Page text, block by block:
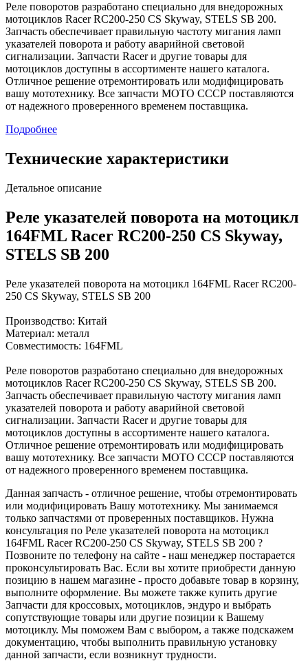
Реле поворотов разработано специально для внедорожных
мотоциклов Racer RC200-250 CS Skyway, STELS SB 200.
Запчасть обеспечивает правильную частоту мигания ламп
указателей поворота и работу аварийной световой
сигнализации. Запчасти Racer и другие товары для
мотоциклов доступны в ассортименте нашего каталога.
Отличное решение отремонтировать или модифицировать
вашу мототехнику. Все запчасти МОТО СССР поставляются
от надежного проверенного временем поставщика.
Подробнее
Технические характеристики
Детальное описание
Реле указателей поворота на мотоцикл
164FML Racer RC200-250 CS Skyway,
STELS SB 200
Реле указателей поворота на мотоцикл 164FML Racer RC200-
250 CS Skyway, STELS SB 200
Производство: Китай
Материал: металл
Совместимость: 164FML
Реле поворотов разработано специально для внедорожных
мотоциклов Racer RC200-250 CS Skyway, STELS SB 200.
Запчасть обеспечивает правильную частоту мигания ламп
указателей поворота и работу аварийной световой
сигнализации. Запчасти Racer и другие товары для
мотоциклов доступны в ассортименте нашего каталога.
Отличное решение отремонтировать или модифицировать
вашу мототехнику. Все запчасти МОТО СССР поставляются
от надежного проверенного временем поставщика.
Данная запчасть - отличное решение, чтобы отремонтировать
или модифицировать Вашу мототехнику. Мы занимаемся
только запчастями от проверенных поставщиков. Нужна
консультация по Реле указателей поворота на мотоцикл
164FML Racer RC200-250 CS Skyway, STELS SB 200 ?
Позвоните по телефону на сайте - наш менеджер постарается
проконсультировать Вас. Если вы хотите приобрести данную
позицию в нашем магазине - просто добавьте товар в корзину,
выполните оформление. Вы можете также купить другие
Запчасти для кроссовых, мотоциклов, эндуро и выбрать
сопутствующие товары или другие позиции к Вашему
мотоциклу. Мы поможем Вам с выбором, а также подскажем
документацию, чтобы выполнить правильную установку
данной запчасти, если возникнут трудности.